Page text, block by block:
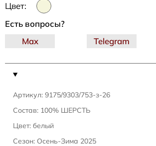
Цвет:
Артикул: 9175/9303/753-з-26
Состав: 100% ШЕРСТЬ
Цвет: белый
Сезон: Осень-Зима 2025
Есть вопросы?
Telegram
Max